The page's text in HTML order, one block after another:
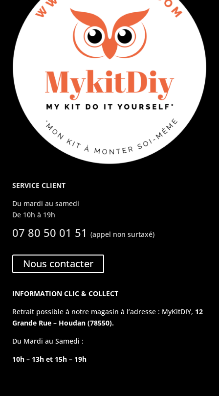
SERVICE CLIENT
Du mardi au samedi
De 10h à 19h
07 80 50 01 51(appel non surtaxé)
Nous contacter
INFORMATION CLIC & COLLECT
Retrait possible à notre magasin à l’adresse : MyKitDIY, 12
Grande Rue – Houdan (78550).
Du Mardi au Samedi :
10h – 13h et 15h – 19h